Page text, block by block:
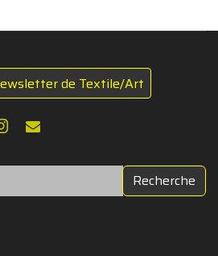
de Textile/Art
Recherche